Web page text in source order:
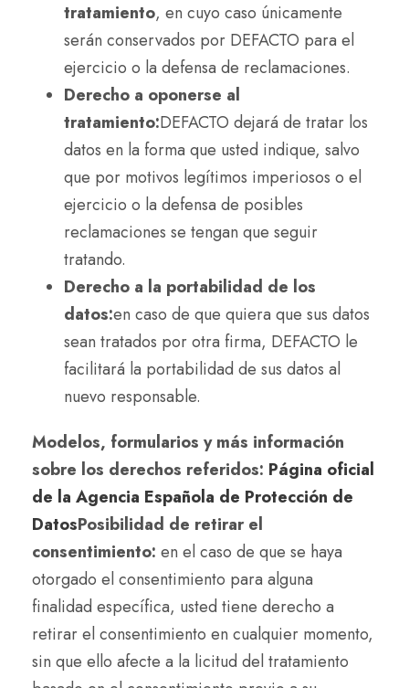
tratamiento, en cuyo caso únicamente
serán conservados por DEFACTO para el
ejercicio o la defensa de reclamaciones.
Derecho a oponerse al
tratamiento:DEFACTO dejará de tratar los
datos en la forma que usted indique, salvo
que por motivos legítimos imperiosos o el
ejercicio o la defensa de posibles
reclamaciones se tengan que seguir
tratando.
Derecho a la portabilidad de los
datos:en caso de que quiera que sus datos
sean tratados por otra firma, DEFACTO le
facilitará la portabilidad de sus datos al
nuevo responsable.
Modelos, formularios y más información
sobre los derechos referidos: Página oficial
de la Agencia Española de Protección de
DatosPosibilidad de retirar el
consentimiento: en el caso de que se haya
otorgado el consentimiento para alguna
finalidad específica, usted tiene derecho a
retirar el consentimiento en cualquier momento,
sin que ello afecte a la licitud del tratamiento